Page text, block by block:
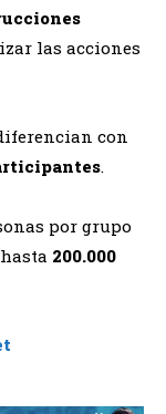
las acciones
con
.
por grupo
200.000